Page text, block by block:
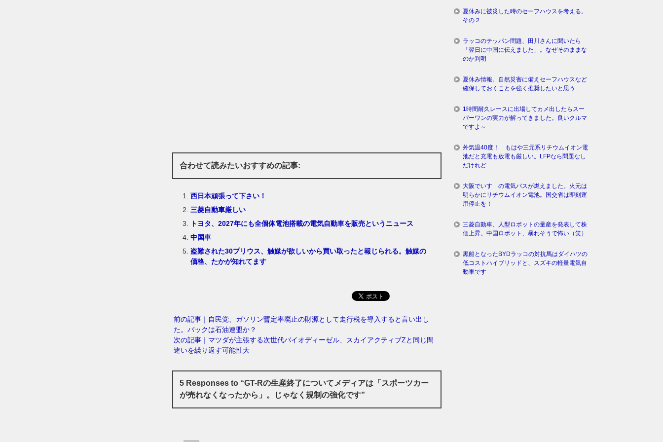
合わせて読みたいおすすめの記事:
西日本頑張って下さい！
三菱自動車厳しい
トヨタ、2027年にも全個体電池搭載の電気自動車を販売というニュース
中国車
盗難された30プリウス、触媒が欲しいから買い取ったと報じられる。触媒の
価格、たかが知れてます
前の記事｜自民党、ガソリン暫定率廃止の財源として走行税を導入すると言い出し
た。バックは石油連盟か？
次の記事｜マツダが主張する次世代バイオディーゼル、スカイアクティブZと同じ間
違いを繰り返す可能性大
5 Responses to “GT-Rの生産終了についてメディアは「スポーツカー
が売れなくなったから」。じゃなく規制の強化です”
夏休みに被災した時のセーフハウスを考える。
その２
ラッコのテッパン問題、田川さんに聞いたら
「翌日に中国に伝えました」。なぜそのままな
のか判明
夏休み情報。自然災害に備えセーフハウスなど
確保しておくことを強く推奨したいと思う
1時間耐久レースに出場してカメ出したらスー
パーワンの実力が解ってきました。良いクルマ
ですよ～
外気温40度！ もはや三元系リチウムイオン電
池だと充電も放電も厳しい。LFPなら問題なし
だけれど
大阪でいすゞの電気バスが燃えました。火元は
明らかにリチウムイオン電池。国交省は即刻運
用停止を！
三菱自動車、人型ロボットの量産を発表して株
価上昇。中国ロボット、暴れそうで怖い（笑）
黒船となったBYDラッコの対抗馬はダイハツの
低コストハイブリッドと、スズキの軽量電気自
動車です